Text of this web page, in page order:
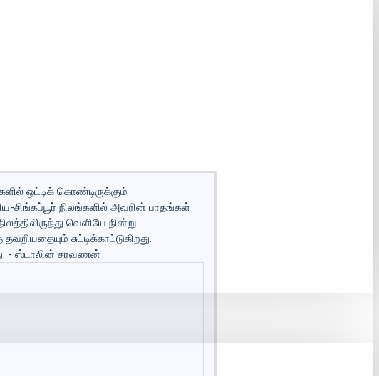
ஒட்டிக் கொண்டிருக்கும்
சிங்கப்பூர் நிலங்களில் அவரின் பாதங்கள்
வெளியே நின்று
சுட்டிக்காட்டுகிறது.
- ஸ்டாலின் சரவணன்